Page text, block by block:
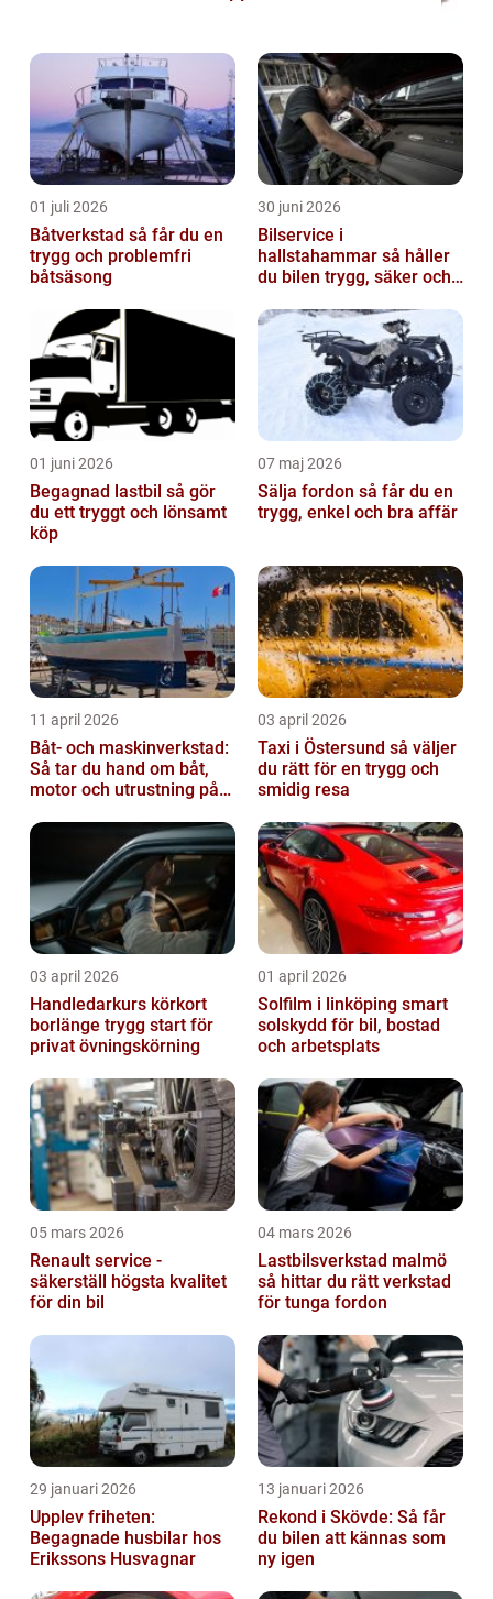
01 juli 2026
Båtverkstad så får du en
trygg och problemfri
båtsäsong
30 juni 2026
Bilservice i
hallstahammar så håller
du bilen trygg, säker och
01 juni 2026
Begagnad lastbil så gör
du ett tryggt och lönsamt
köp
07 maj 2026
Sälja fordon så får du en
trygg, enkel och bra affär
11 april 2026
Båt- och maskinverkstad:
Så tar du hand om båt,
motor och utrustning på
03 april 2026
Taxi i Östersund så väljer
du rätt för en trygg och
smidig resa
03 april 2026
Handledarkurs körkort
borlänge trygg start för
privat övningskörning
01 april 2026
Solfilm i linköping smart
solskydd för bil, bostad
och arbetsplats
05 mars 2026
Renault service -
säkerställ högsta kvalitet
för din bil
04 mars 2026
Lastbilsverkstad malmö
så hittar du rätt verkstad
för tunga fordon
29 januari 2026
Upplev friheten:
Begagnade husbilar hos
Erikssons Husvagnar
13 januari 2026
Rekond i Skövde: Så får
du bilen att kännas som
ny igen